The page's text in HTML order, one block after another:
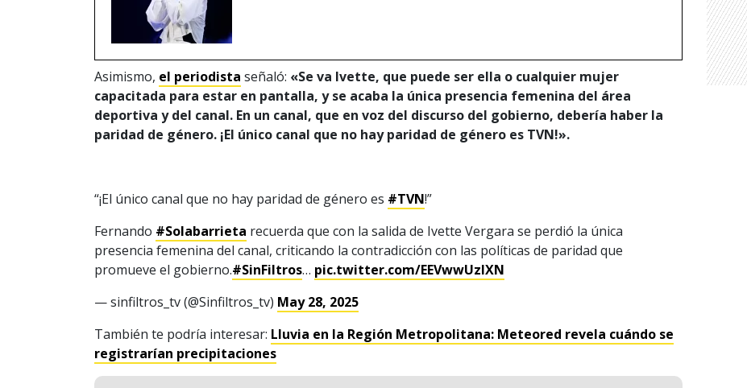
Asimismo, el periodista señaló: «Se va Ivette, que puede ser ella o cualquier mujer
capacitada para estar en pantalla, y se acaba la única presencia femenina del área
deportiva y del canal. En un canal, que en voz del discurso del gobierno, debería haber la
paridad de género. ¡El único canal que no hay paridad de género es TVN!».
“¡El único canal que no hay paridad de género es #TVN!”
Fernando #Solabarrieta recuerda que con la salida de Ivette Vergara se perdió la única
presencia femenina del canal, criticando la contradicción con las políticas de paridad que
promueve el gobierno.#SinFiltros… pic.twitter.com/EEVwwUzlXN
— sinfiltros_tv (@Sinfiltros_tv) May 28, 2025
También te podría interesar: Lluvia en la Región Metropolitana: Meteored revela cuándo se
registrarían precipitaciones